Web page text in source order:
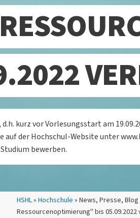
Sie sind hier:
HSHL» Hochschule » News, Presse,
Ressourcenoptimierung" bis
d.h. kurz vor Vorlesungsstart am
auf der Hochschul-Website unter
bewerben.